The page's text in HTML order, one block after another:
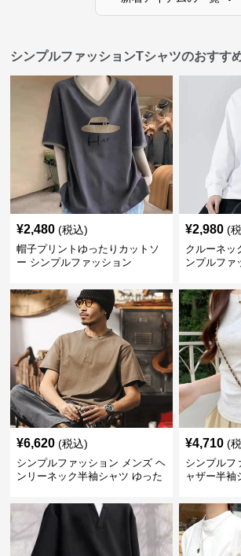
シンプルファッションTシャツのおすす
¥2,480 (税込)
帽子プリントゆったりカットソ
ー シンプルファッション
¥2,980 (
クルーネッ
ンプルファ
¥6,620 (税込)
シンプルファッション メンズ ヘ
ンリーネック半袖シャツ ゆった
¥4,710 (
シンプルフ
ャザー半袖